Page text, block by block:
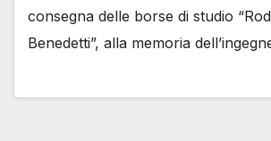
consegna delle borse di studio
Benedetti”, alla memoria